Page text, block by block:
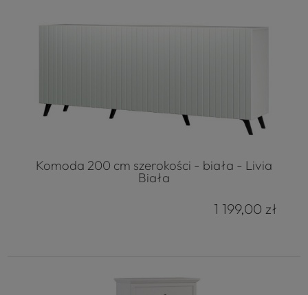
Komoda 200 cm szerokości - biała - Livia
Biała
1 199,00 zł